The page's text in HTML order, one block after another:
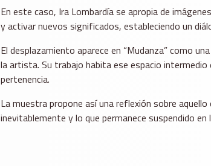
En este caso, Ira Lombardía se apropia de
y activar nuevos significados, estableciendo un
El desplazamiento aparece en “Mudanza” como
la artista. Su trabajo habita ese espacio
pertenencia.
La muestra propone así una reflexión sobre
inevitablemente y lo que permanece suspendido en